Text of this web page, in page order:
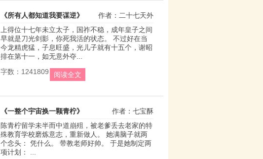
《所有人都知道我要谋逆》
作者：二十七天外
上得位十七年未立太子，国祚不稳，成年皇子之间
早就是刀光剑影，你死我活的状态。 不过好在当
今龙精虎猛，子息旺盛，光儿子就有十五个，谢昭
排在第十一，如无意外夺...
字数：1241809
阅读全文
《一整个宇宙换一颗青柠》
作者：七宝酥
陈青柠留学未半而中道崩殂，被老爹丢去老家的特
殊教育学校磨炼意志，重新做人。 她满脑子就两
个念头： 凭什么。 带教老师好帅。 于是她制定两
项计划： ...